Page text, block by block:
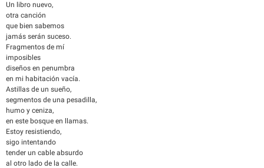
Un libro nuevo,
otra canción
que bien sabemos
jamás serán suceso.
Fragmentos de mí
imposibles
diseños en penumbra
en mi habitación vacía.
Astillas de un sueño,
segmentos de una pesadilla,
humo y ceniza,
en este bosque en llamas.
Estoy resistiendo,
sigo intentando
tender un cable absurdo
al otro lado de la calle.